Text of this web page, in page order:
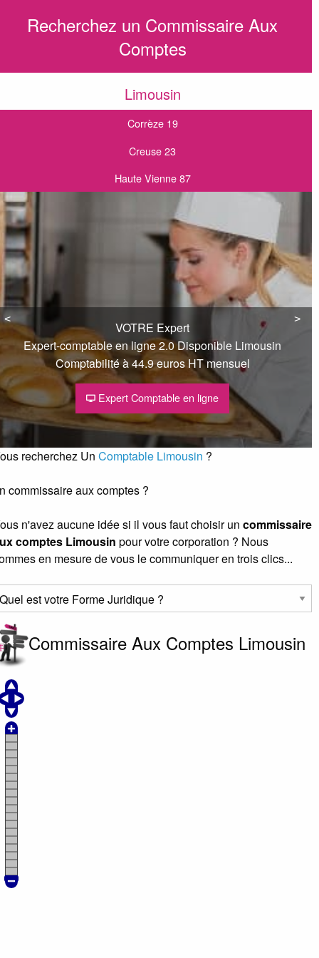
Recherchez un Commissaire Aux
Comptes
Limousin
Corrèze 19
Creuse 23
Haute Vienne 87
<
< >
>
VOTRE Expert
Expert-comptable en ligne 2.0 Disponible Limousin
Comptabilité à 44.9 euros HT mensuel
Expert Comptable en ligne
recherchez Un Comptable Limousin ?
commissaire aux comptes ?
n'avez aucune idée si il vous faut choisir un commissaire
comptes Limousin pour votre corporation ? Nous
en mesure de vous le communiquer en trois clics...
Commissaire Aux Comptes Limousin